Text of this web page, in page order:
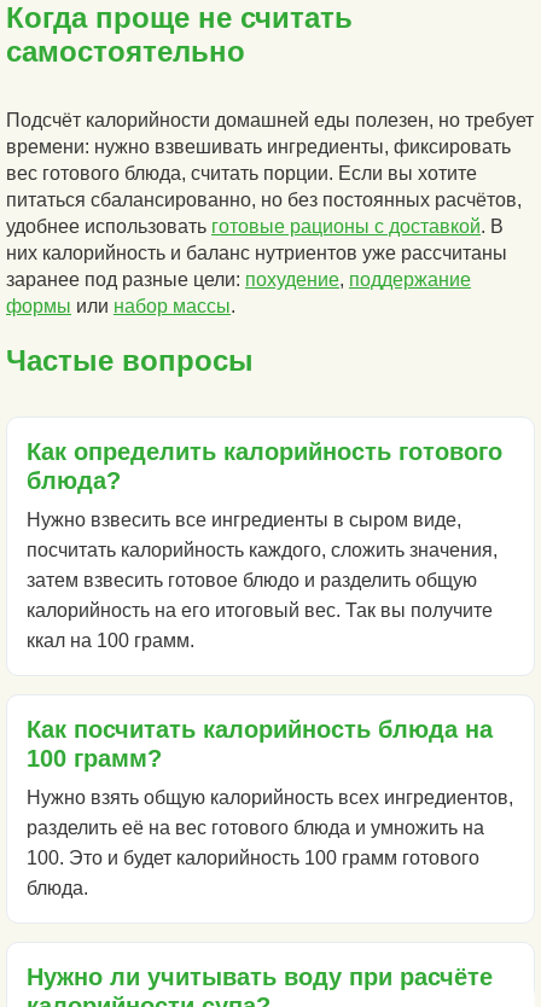
Когда проще не считать
самостоятельно
Подсчёт калорийности домашней еды полезен, но требует
времени: нужно взвешивать ингредиенты, фиксировать
вес готового блюда, считать порции. Если вы хотите
питаться сбалансированно, но без постоянных расчётов,
удобнее использовать готовые рационы с доставкой. В
них калорийность и баланс нутриентов уже рассчитаны
заранее под разные цели: похудение, поддержание
формы или набор массы.
Частые вопросы
Как определить калорийность готового
блюда?
Нужно взвесить все ингредиенты в сыром виде,
посчитать калорийность каждого, сложить значения,
затем взвесить готовое блюдо и разделить общую
калорийность на его итоговый вес. Так вы получите
ккал на 100 грамм.
Как посчитать калорийность блюда на
100 грамм?
Нужно взять общую калорийность всех ингредиентов,
разделить её на вес готового блюда и умножить на
100. Это и будет калорийность 100 грамм готового
блюда.
Нужно ли учитывать воду при расчёте